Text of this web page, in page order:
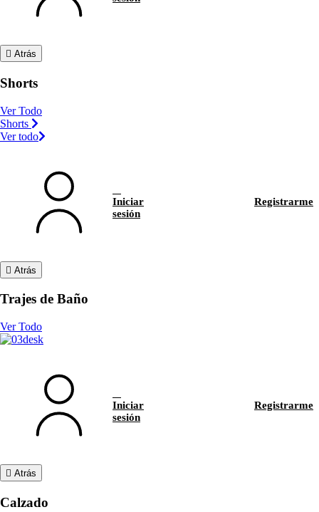
Atrás
Shorts
Ver Todo
Shorts
Ver todo
Iniciar
sesión
Registrarme
Atrás
Trajes de Baño
Ver Todo
Iniciar
sesión
Registrarme
Atrás
Calzado